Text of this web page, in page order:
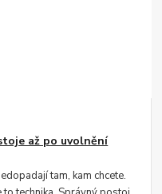
až po uvolnění
tam, kam chcete.